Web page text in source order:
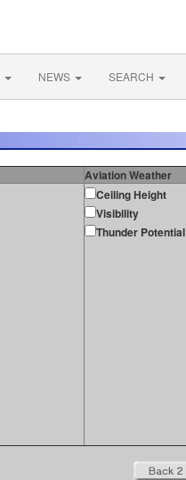
NEWS SEARCH
Aviation Weather
Ceiling Height
Visibility
Thunder Potential